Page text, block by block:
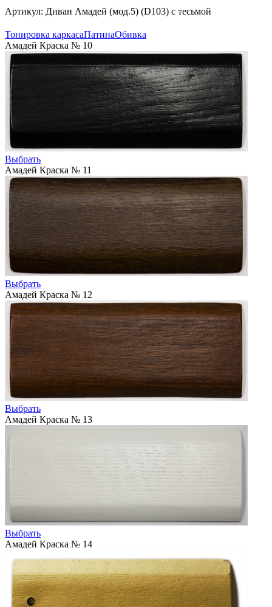
Артикул: Диван Амадей (мод.5) (D103) с тесьмой
Тонировка каркасаПатинаОбивка
Амадей Краска № 10
Выбрать
Амадей Краска № 11
Выбрать
Амадей Краска № 12
Выбрать
Амадей Краска № 13
Выбрать
Амадей Краска № 14